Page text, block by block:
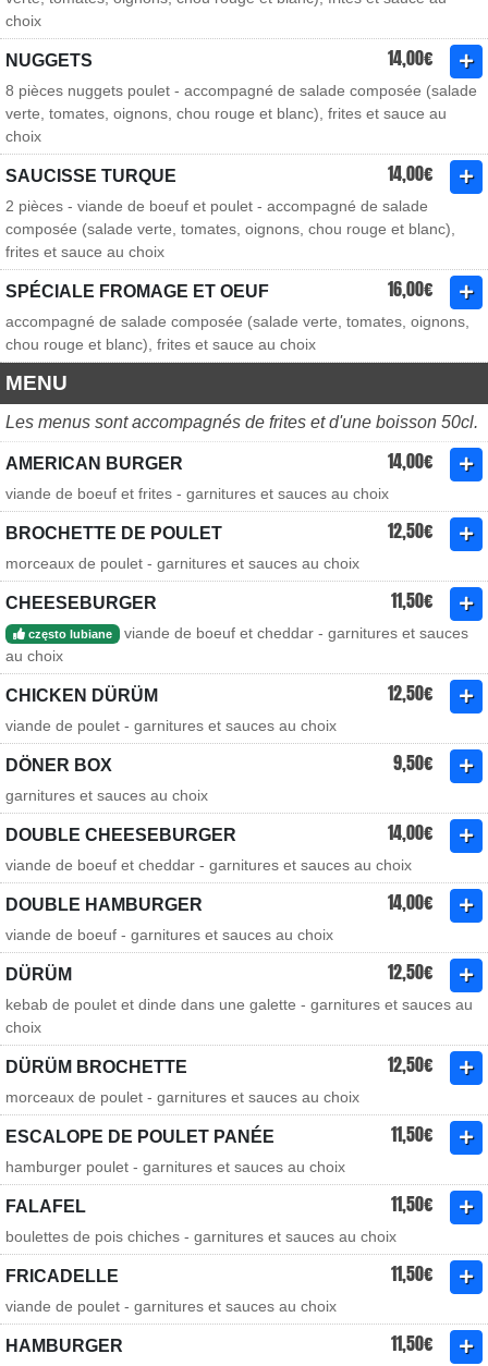
choix
NUGGETS 14,00€
8 pièces nuggets poulet - accompagné de salade composée (salade
verte, tomates, oignons, chou rouge et blanc), frites et sauce au
choix
SAUCISSE TURQUE 14,00€
2 pièces - viande de boeuf et poulet - accompagné de salade
composée (salade verte, tomates, oignons, chou rouge et blanc),
frites et sauce au choix
SPÉCIALE FROMAGE ET OEUF 16,00€
accompagné de salade composée (salade verte, tomates, oignons,
chou rouge et blanc), frites et sauce au choix
MENU
Les menus sont accompagnés de frites et d'une boisson 50cl.
AMERICAN BURGER 14,00€
viande de boeuf et frites - garnitures et sauces au choix
BROCHETTE DE POULET 12,50€
morceaux de poulet - garnitures et sauces au choix
CHEESEBURGER 11,50€
często lubiane
viande de boeuf et cheddar - garnitures et sauces
au choix
CHICKEN DÜRÜM 12,50€
viande de poulet - garnitures et sauces au choix
DÖNER BOX 9,50€
garnitures et sauces au choix
DOUBLE CHEESEBURGER 14,00€
viande de boeuf et cheddar - garnitures et sauces au choix
DOUBLE HAMBURGER 14,00€
viande de boeuf - garnitures et sauces au choix
DÜRÜM 12,50€
kebab de poulet et dinde dans une galette - garnitures et sauces au
choix
DÜRÜM BROCHETTE 12,50€
morceaux de poulet - garnitures et sauces au choix
ESCALOPE DE POULET PANÉE 11,50€
hamburger poulet - garnitures et sauces au choix
FALAFEL 11,50€
boulettes de pois chiches - garnitures et sauces au choix
FRICADELLE 11,50€
viande de poulet - garnitures et sauces au choix
HAMBURGER 11,50€